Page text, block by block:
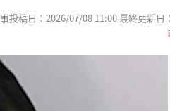
投稿日：2026/07/08 11:00 最終更新日